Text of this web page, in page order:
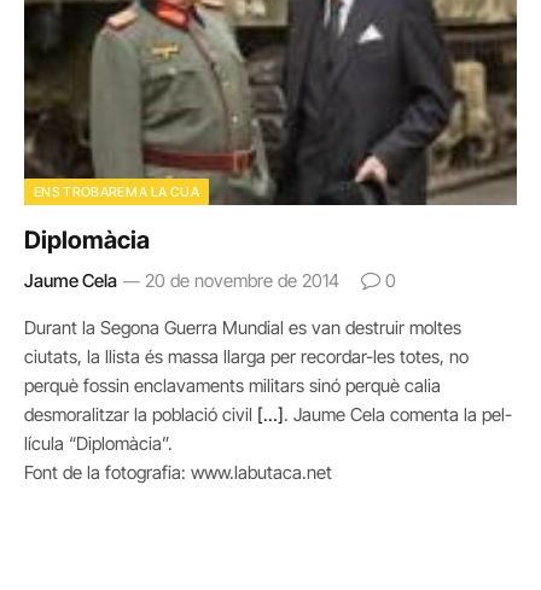
ENS TROBAREM A LA CUA
Diplomàcia
Jaume Cela 20 de novembre de 2014 0
Durant la Segona Guerra Mundial es van destruir moltes
ciutats, la llista és massa llarga per recordar-les totes, no
perquè fossin enclavaments militars sinó perquè calia
desmoralitzar la població civil […]. Jaume Cela comenta la pel-
lícula “Diplomàcia”.
Font de la fotografia: www.labutaca.net